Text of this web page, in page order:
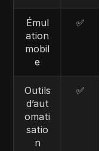
Émul
ation
mobil
e
✅
Outils
d’aut
omati
satio
n
✅